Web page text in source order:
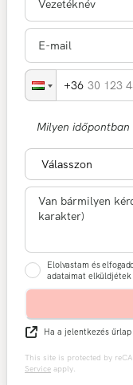
30 123
Milyen
Válasszon
Elolvastam és
adataimat elküldjétek
Ha a jelentkezés
This site is protected by
Service apply.